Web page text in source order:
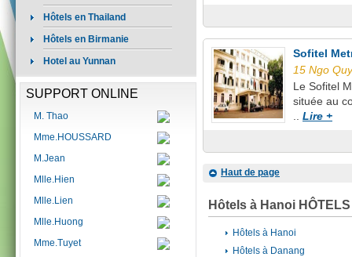
Hôtels en Thailand
Hôtels en Birmanie
Hotel au Yunnan
SUPPORT ONLINE
M. Thao
Mme.HOUSSARD
M.Jean
Mlle.Hien
Mlle.Lien
Mlle.Huong
Mme.Tuyet
Sofitel
15 Ngo
Le Sofitel
située au
Lire +
Haut de page
Hôtels à Hanoi
Hôtels à Hanoi
Hôtels à Danang